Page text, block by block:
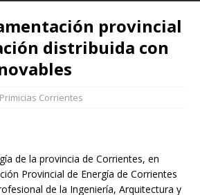
provincial
distribuida con
Primicias Corrientes
de la provincia de Corrientes, en
Provincial de Energía de Corrientes
de la Ingeniería, Arquitectura y